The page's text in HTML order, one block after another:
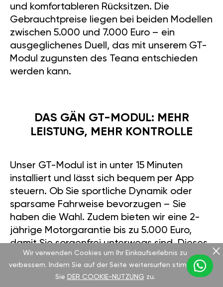
und komfortableren Rücksitzen. Die
Gebrauchtpreise liegen bei beiden Modellen
zwischen 5.000 und 7.000 Euro – ein
ausgeglichenes Duell, das mit unserem GT-
Modul zugunsten des Teana entschieden
werden kann.
DAS GÄN GT-MODUL: MEHR
LEISTUNG, MEHR KONTROLLE
Unser GT-Modul ist in unter 15 Minuten
installiert und lässt sich bequem per App
steuern. Ob Sie sportliche Dynamik oder
sparsame Fahrweise bevorzugen – Sie
haben die Wahl. Zudem bieten wir eine 2-
jährige Motorgarantie bis zu 5.000 Euro,
damit Sie sorgenfrei unterwegs sind. Dieses
Modul verleiht dem Fahrzeug spürbar neue
Energie.
Wir verwenden Cookies um Ihr Einkaufserlebnis zu
verbessern. Indem Sie auf der Seite weitersurfen stimmen
Sie DER COOKIE-NUTZUNG zu.